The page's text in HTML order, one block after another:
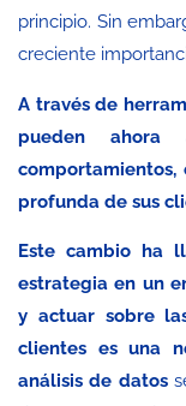
principio. Sin
creciente
A través de
pueden ahora
comportamientos,
profunda de sus
Este cambio ha
estrategia en un
y actuar sobre
clientes es una
análisis de datos